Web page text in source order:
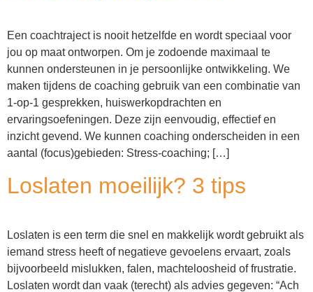
Een coachtraject is nooit hetzelfde en wordt speciaal voor
jou op maat ontworpen. Om je zodoende maximaal te
kunnen ondersteunen in je persoonlijke ontwikkeling. We
maken tijdens de coaching gebruik van een combinatie van
1-op-1 gesprekken, huiswerkopdrachten en
ervaringsoefeningen. Deze zijn eenvoudig, effectief en
inzicht gevend. We kunnen coaching onderscheiden in een
aantal (focus)gebieden: Stress-coaching; […]
Loslaten moeilijk? 3 tips
Loslaten is een term die snel en makkelijk wordt gebruikt als
iemand stress heeft of negatieve gevoelens ervaart, zoals
bijvoorbeeld mislukken, falen, machteloosheid of frustratie.
Loslaten wordt dan vaak (terecht) als advies gegeven: “Ach